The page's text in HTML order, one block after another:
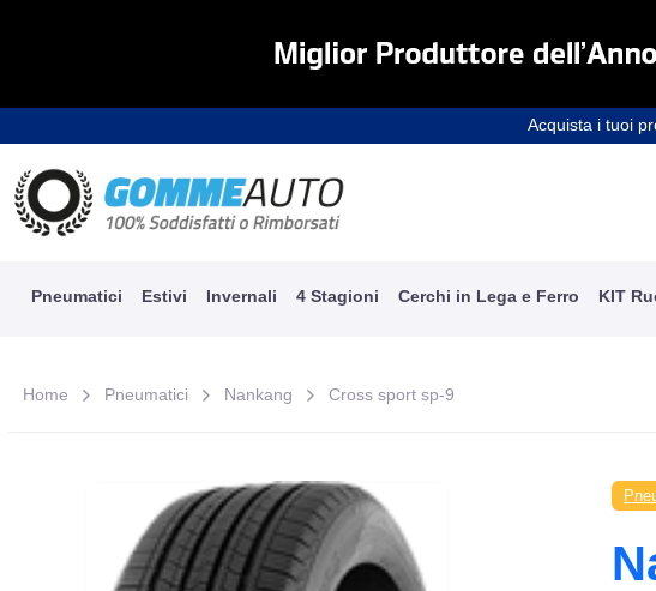
Acquista i tuoi
Pneumatici Estivi Invernali 4 Stagioni Cerchi in Lega e Ferro KIT
Home Pneumatici Nankang Cross sport sp-9